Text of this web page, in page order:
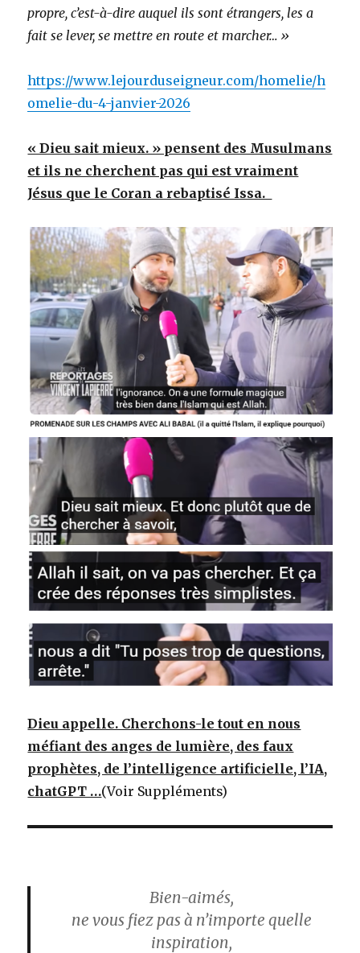
propre, c’est-à-dire auquel ils sont étrangers, les a
fait se lever, se mettre en route et marcher… »
https://www.lejourduseigneur.com/homelie/h
omelie-du-4-janvier-2026
« Dieu sait mieux. » pensent des Musulmans
et ils ne cherchent pas qui est vraiment
Jésus que le Coran a rebaptisé Issa.
Dieu appelle. Cherchons-le tout en nous
méfiant des anges de lumière, des faux
prophètes, de l’intelligence artificielle, l’IA,
chatGPT …(Voir Suppléments)
Bien-aimés,
ne vous fiez pas à n’importe quelle
inspiration,